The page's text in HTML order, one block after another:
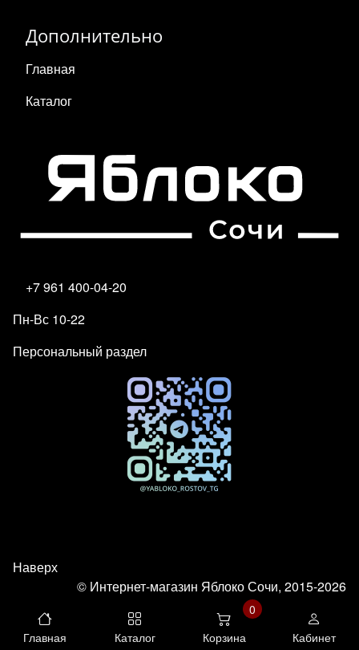
Дополнительно
Главная
Каталог
+7 961 400-04-20
Пн-Вс 10-22
Персональный раздел
Наверх
© Интернет-магазин Яблоко Сочи, 2015-2026
Главная Каталог
0
Корзина
Кабинет